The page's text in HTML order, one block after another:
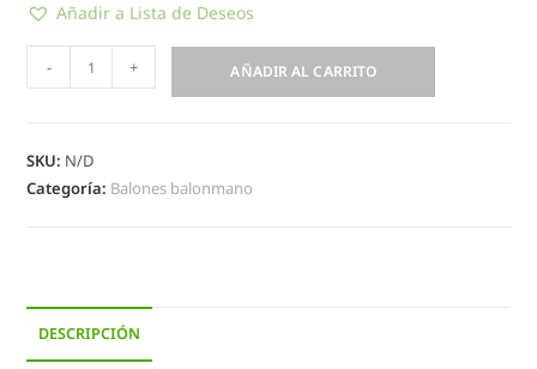
Añadir a Lista de Deseos
- + AÑADIR AL CARRITO
SKU: N/D
Categoría: Balones balonmano
DESCRIPCIÓN